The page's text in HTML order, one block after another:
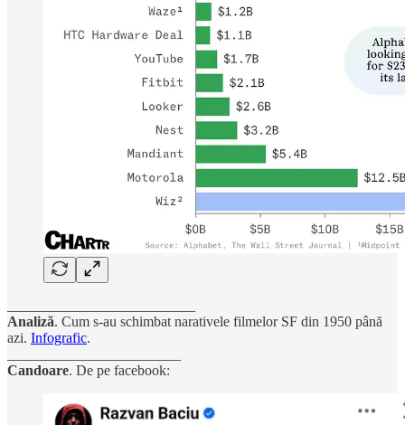
Analiză. Cum s-au schimbat narativele filmelor SF din 1950 până
azi. Infografic.
Candoare. De pe facebook: